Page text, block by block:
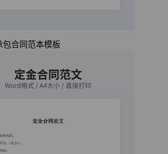
包合同范本模板